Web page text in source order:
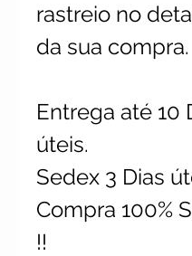
rastreio no
da sua compra.
Entrega até 10
úteis.
Sedex 3 Dias
Compra 100%
!!